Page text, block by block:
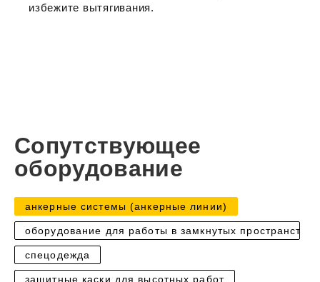
избежите вытягивания.
Сопутствующее
оборудование
анкерные системы (анкерные линии)
оборудование для работы в замкнутых пространствах
спецодежда
защитные каски для высотных работ